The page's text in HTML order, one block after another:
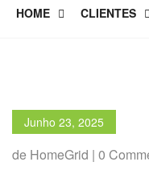
HOME CLIENTES
Junho 23, 2025
de HomeGrid | 0